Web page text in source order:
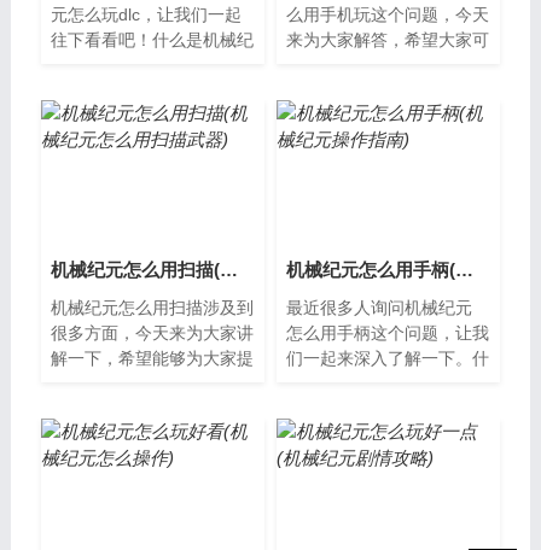
元怎么玩dlc，让我们一起
往下看看吧！什么是机械纪
DLC（下载内容）可...
么用手机玩这个问题，今天
来为大家解答，希望大家可
是一款策略...
机械纪元怎么用扫描(机械纪元怎么用扫描武器)
机械纪元怎么用扫描涉及到
很多方面，今天来为大家讲
解一下，希望能够为大家提
工业化时期...
机械纪元怎么用手柄(机械纪元操作指南)
最近很多人询问机械纪元
怎么用手柄这个问题，让我
们一起来深入了解一下。什
始的时代，...